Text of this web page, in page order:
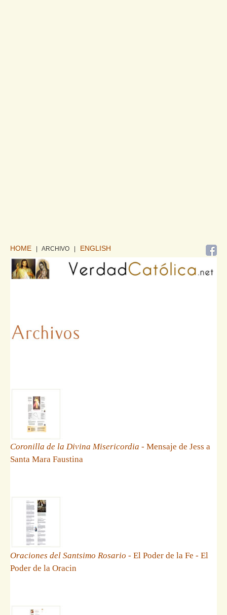
HOME | ARCHIVO ENGLISH
Coronilla de la Divina Misericordia - Mensaje de Jess a
Santa Mara Faustina
Oraciones del Santsimo Rosario - El Poder de la Fe - El
Poder de la Oracin